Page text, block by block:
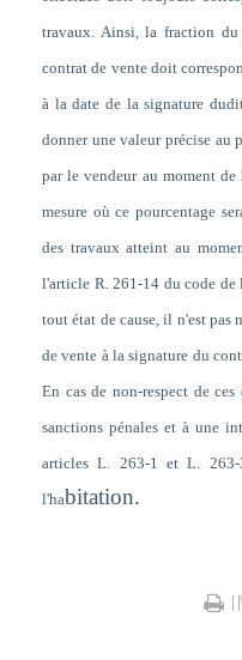
travaux. Ainsi, la fraction
contrat de vente doit
à la date de la signature
donner une valeur précise au
par le vendeur au moment
mesure où ce pourcentage
des travaux atteint au
l'article R. 261-14 du code
tout état de cause, il n'est
de vente à la signature du
En cas de non-respect de
sanctions pénales et à une
articles L. 263-1 et L.
l'habitation.